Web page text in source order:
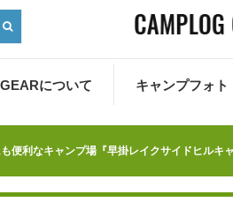
について キャンプフォト
便利なキャンプ場『早掛レイクサイドヒルキ